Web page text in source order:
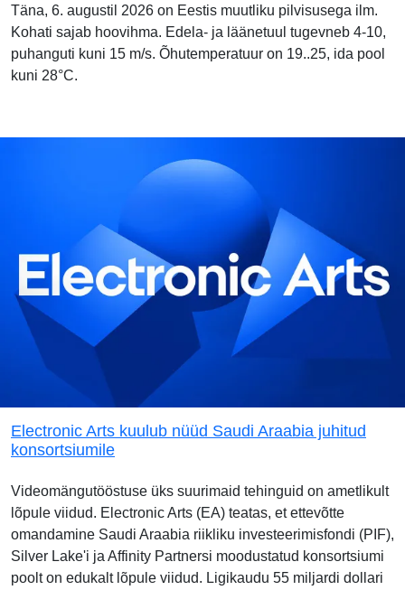
Täna, 6. augustil 2026 on Eestis muutliku pilvisusega ilm.
Kohati sajab hoovihma. Edela- ja läänetuul tugevneb 4-10,
puhanguti kuni 15 m/s. Õhutemperatuur on 19..25, ida pool
kuni 28°C.
Electronic Arts kuulub nüüd Saudi Araabia juhitud
konsortsiumile
Videomängutööstuse üks suurimaid tehinguid on ametlikult
lõpule viidud. Electronic Arts (EA) teatas, et ettevõtte
omandamine Saudi Araabia riikliku investeerimisfondi (PIF),
Silver Lake'i ja Affinity Partnersi moodustatud konsortsiumi
poolt on edukalt lõpule viidud. Ligikaudu 55 miljardi dollari